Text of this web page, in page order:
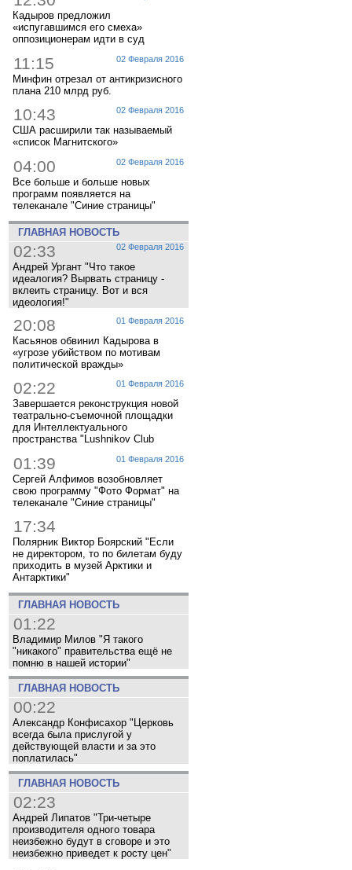
Кадыров предложил
«испугавшимся его смеха»
оппозиционерам идти в суд
02 Февраля 2016
11:15
Минфин отрезал от антикризисного
плана 210 млрд руб.
02 Февраля 2016
10:43
США расширили так называемый
«список Магнитского»
02 Февраля 2016
04:00
Все больше и больше новых
программ появляется на
телеканале "Синие страницы"
ГЛАВНАЯ НОВОСТЬ
02 Февраля 2016
02:33
Андрей Ургант "Что такое
идеалогия? Вырвать страницу -
вклеить страницу. Вот и вся
идеология!"
01 Февраля 2016
20:08
Касьянов обвинил Кадырова в
«угрозе убийством по мотивам
политической вражды»
01 Февраля 2016
02:22
Завершается реконструкция новой
театрально-съемочной площадки
для Интеллектуального
пространства "Lushnikov Club
01 Февраля 2016
01:39
Сергей Алфимов возобновляет
свою программу "Фото Формат" на
телеканале "Синие страницы"
17:34
Полярник Виктор Боярский "Если
не директором, то по билетам буду
приходить в музей Арктики и
Антарктики"
ГЛАВНАЯ НОВОСТЬ
01:22
Владимир Милов "Я такого
"никакого" правительства ещё не
помню в нашей истории"
ГЛАВНАЯ НОВОСТЬ
00:22
Александр Конфисахор "Церковь
всегда была прислугой у
действующей власти и за это
поплатилась"
ГЛАВНАЯ НОВОСТЬ
02:23
Андрей Липатов "Три-четыре
производителя одного товара
неизбежно будут в сговоре и это
неизбежно приведет к росту цен"